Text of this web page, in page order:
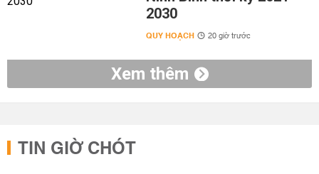
2030
QUY HOẠCH 20 giờ trước
Xem thêm
TIN GIỜ CHÓT